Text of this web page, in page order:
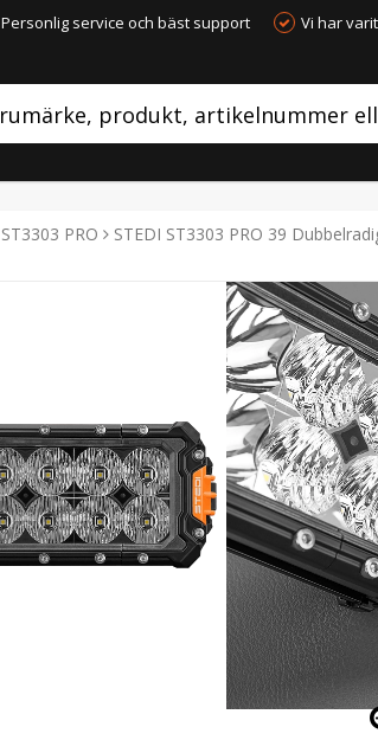
Personlig service och bäst support Vi har
ST3303 PRO STEDI ST3303 PRO 39